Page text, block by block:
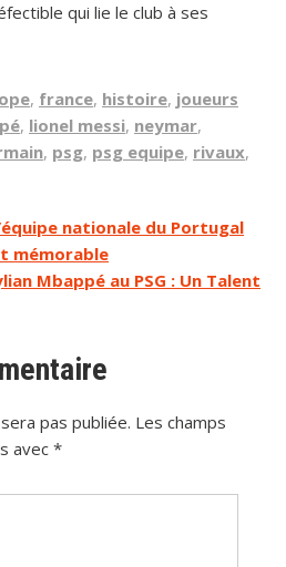
qui lie le club à ses
, france, histoire, joueurs
, lionel messi, neymar,
, psg, psg equipe, rivaux,
nationale du Portugal
mémorable
Mbappé au PSG : Un Talent
pas publiée. Les champs
avec *